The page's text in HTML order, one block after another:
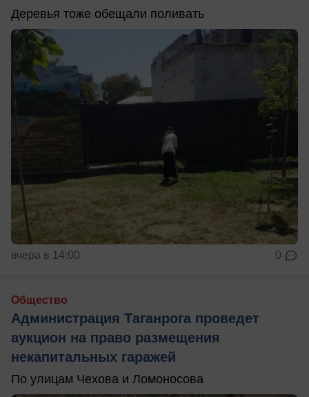
Деревья тоже обещали поливать
вчера в 14:00 0
Общество
Администрация Таганрога проведет
аукцион на право размещения
некапитальных гаражей
По улицам Чехова и Ломоносова